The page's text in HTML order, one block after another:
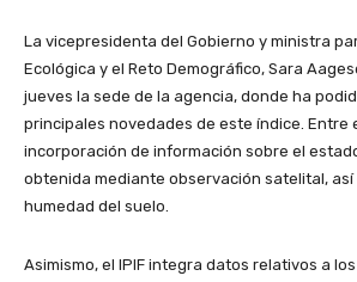
La vicepresidenta del Gobierno y ministra
Ecológica y el Reto Demográfico, Sara
jueves la sede de la agencia, donde ha
principales novedades de este índice. Entre
incorporación de información sobre el
obtenida mediante observación satelital, así
humedad del suelo.
Asimismo, el IPIF integra datos relativos a